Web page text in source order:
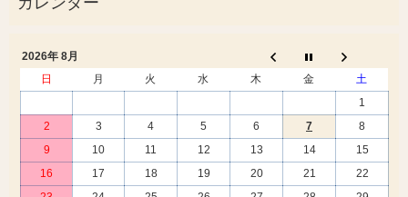
2026年 8月
日
月 火 水 木 金
土
1
2
3 4 5 6 7
8
9
10 11 12 13 14
15
16
17 18 19 20 21
22